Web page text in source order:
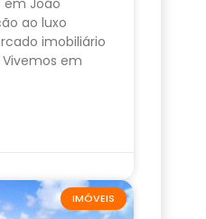
em João
ao luxo
imobiliário
em
IMÓVEIS